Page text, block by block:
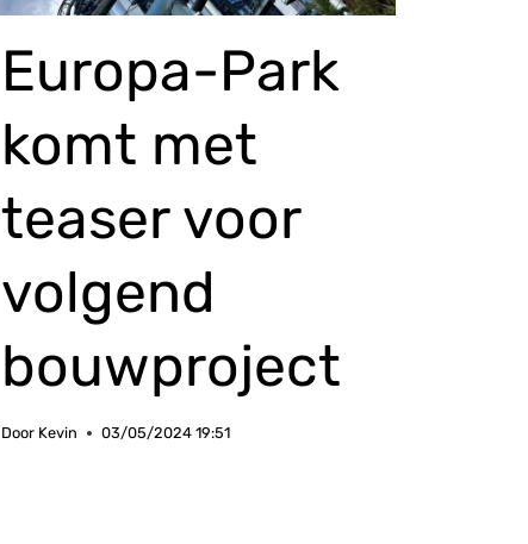
Europa-Park
komt met
teaser voor
volgend
bouwproject
Door Kevin 03/05/2024 19:51